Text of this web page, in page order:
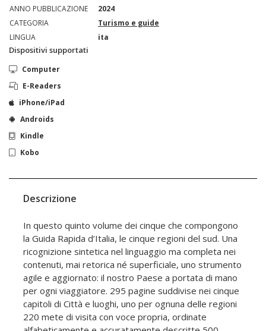
ANNO PUBBLICAZIONE
2024
CATEGORIA
Turismo e guide
LINGUA
ita
Dispositivi supportati
Computer
E-Readers
iPhone/iPad
Androids
Kindle
Kobo
Descrizione
In questo quinto volume dei cinque che compongono
la Guida Rapida d’Italia, le cinque regioni del sud. Una
ricognizione sintetica nel linguaggio ma completa nei
contenuti, mai retorica né superficiale, uno strumento
agile e aggiornato: il nostro Paese a portata di mano
per ogni viaggiatore. 295 pagine suddivise nei cinque
capitoli di Città e luoghi, uno per ognuna delle regioni
220 mete di visita con voce propria, ordinate